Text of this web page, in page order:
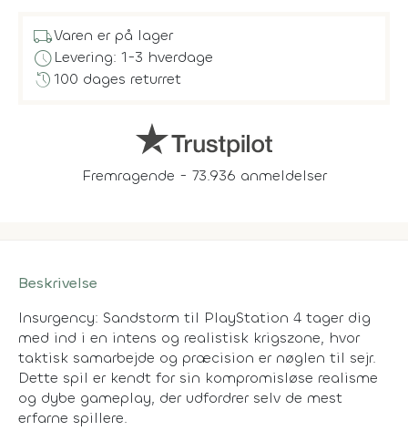
local_shippingVaren er på lager
scheduleLevering: 1-3 hverdage
history100 dages returret
Fremragende - 73.936 anmeldelser
Beskrivelse
Insurgency: Sandstorm til PlayStation 4 tager dig
med ind i en intens og realistisk krigszone, hvor
taktisk samarbejde og præcision er nøglen til sejr.
Dette spil er kendt for sin kompromisløse realisme
og dybe gameplay, der udfordrer selv de mest
erfarne spillere.